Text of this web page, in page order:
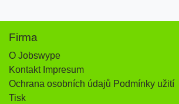
Firma
O Jobswype
Kontakt Impresum
Ochrana osobních údajů Podmínky užití
Tisk